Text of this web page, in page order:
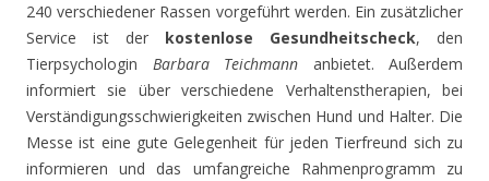
240 verschiedener Rassen vorgeführt werden. Ein zusätzlicher
Service ist der kostenlose Gesundheitscheck, den
Tierpsychologin Barbara Teichmann anbietet. Außerdem
informiert sie über verschiedene Verhaltenstherapien, bei
Verständigungsschwierigkeiten zwischen Hund und Halter. Die
Messe ist eine gute Gelegenheit für jeden Tierfreund sich zu
informieren und das umfangreiche Rahmenprogramm zu